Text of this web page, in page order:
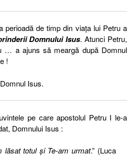
perioadă de timp din viața lui Petru a
Domnului Isus. Atunci Petru,
… a ajuns să meargă după Domnul
!
Isus.
pe care apostolul Petru I le-a
Domnului Isus :
lăsat totul şi Te-am urmat.” (Luca